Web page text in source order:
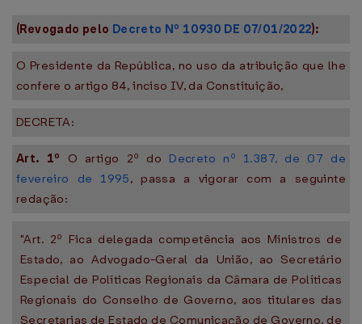
(Revogado pelo Decreto Nº 10930 DE 07/01/2022):
O Presidente da República, no uso da atribuição que lhe
confere o artigo 84, inciso IV, da Constituição,
DECRETA:
Art. 1º O artigo 2º do Decreto nº 1.387, de 07 de
fevereiro de 1995, passa a vigorar com a seguinte
redação:
"Art. 2º Fica delegada competência aos Ministros de
Estado, ao Advogado-Geral da União, ao Secretário
Especial de Políticas Regionais da Câmara de Políticas
Regionais do Conselho de Governo, aos titulares das
Secretarias de Estado de Comunicação de Governo, de